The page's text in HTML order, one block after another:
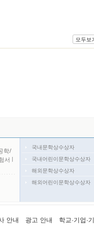
모두보
학/
서 l
국내문학상수상자
국내어린이문학상수상자
해외문학상수상자
해외어린이문학상수상자
안내 광고 안내 학교·기업·